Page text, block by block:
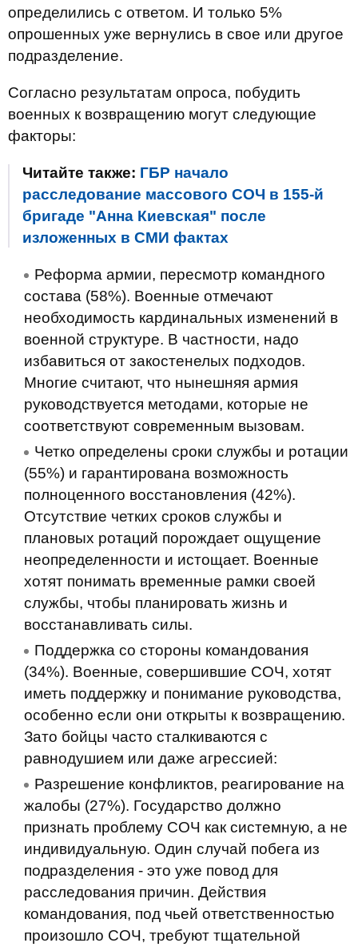
определились с ответом. И только 5%
опрошенных уже вернулись в свое или другое
подразделение.
Согласно результатам опроса, побудить
военных к возвращению могут следующие
факторы:
Читайте также: ГБР начало
расследование массового СОЧ в 155-й
бригаде "Анна Киевская" после
изложенных в СМИ фактах
Реформа армии, пересмотр командного
состава (58%). Военные отмечают
необходимость кардинальных изменений в
военной структуре. В частности, надо
избавиться от закостенелых подходов.
Многие считают, что нынешняя армия
руководствуется методами, которые не
соответствуют современным вызовам.
Четко определены сроки службы и ротации
(55%) и гарантирована возможность
полноценного восстановления (42%).
Отсутствие четких сроков службы и
плановых ротаций порождает ощущение
неопределенности и истощает. Военные
хотят понимать временные рамки своей
службы, чтобы планировать жизнь и
восстанавливать силы.
Поддержка со стороны командования
(34%). Военные, совершившие СОЧ, хотят
иметь поддержку и понимание руководства,
особенно если они открыты к возвращению.
Зато бойцы часто сталкиваются с
равнодушием или даже агрессией:
Разрешение конфликтов, реагирование на
жалобы (27%). Государство должно
признать проблему СОЧ как системную, а не
индивидуальную. Один случай побега из
подразделения - это уже повод для
расследования причин. Действия
командования, под чьей ответственностью
произошло СОЧ, требуют тщательной